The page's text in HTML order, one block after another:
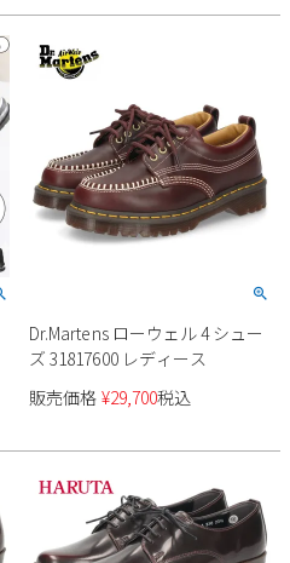
Dr.Martens ローウェル 4 シュー
ズ 31817600 レディース
販売価格 ¥29,700税込